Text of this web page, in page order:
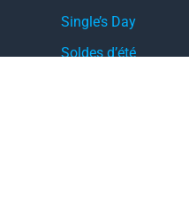
Single’s Day
Soldes d’été